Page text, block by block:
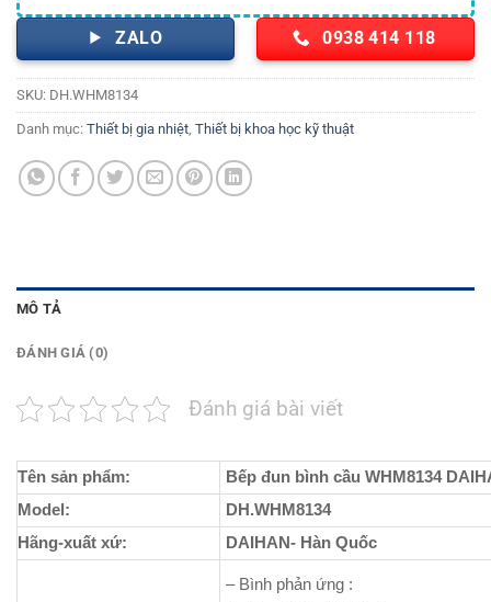
ZALO 0938 414 118
SKU: DH.WHM8134
Danh mục: Thiết bị gia nhiệt, Thiết bị khoa học kỹ thuật
MÔ TẢ
ĐÁNH GIÁ (0)
Đánh giá bài viết
Tên sản phẩm:
Bếp đun bình cầu WHM8134
Model:
DH.WHM8134
Hãng-xuất xứ:
DAIHAN- Hàn Quốc
– Bình phản ứng :